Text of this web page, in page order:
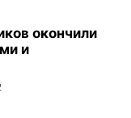
окончили
и